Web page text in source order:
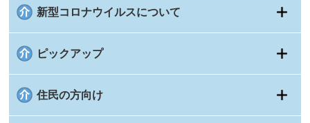
新型コロナウイルスについて
ピックアップ
住民の方向け